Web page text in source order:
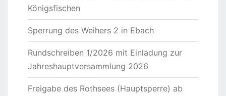
Königsfischen
Sperrung des Weihers 2 in Ebach
Rundschreiben 1/2026 mit Einladung zur
Jahreshauptversammlung 2026
Freigabe des Rothsees (Hauptsperre) ab